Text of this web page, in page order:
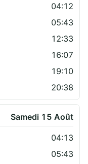
04:12
05:43
12:33
16:07
19:10
20:38
Samedi 15 Août
04:13
05:43